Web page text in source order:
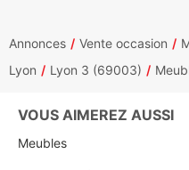
Annonces Vente occasion
Lyon
Lyon 3 (69003)
VOUS AIMEREZ AUSSI
Meubles